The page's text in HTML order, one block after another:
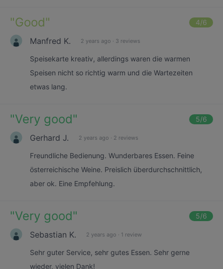
"Good" 4/6
Manfred K. 2 years ago · 3 reviews
Speisekarte kreativ, allerdings waren die warmen
Speisen nicht so richtig warm und die Wartezeiten
etwas lang.
"Very good" 5/6
Gerhard J. 2 years ago · 2 reviews
Freundliche Bedienung. Wunderbares Essen. Feine
österreichische Weine. Preislich überdurchschnittlich,
aber ok. Eine Empfehlung.
"Very good" 5/6
Sebastian K. 2 years ago · 1 review
Sehr guter Service, sehr gutes Essen. Sehr gerne
wieder, vielen Dank!